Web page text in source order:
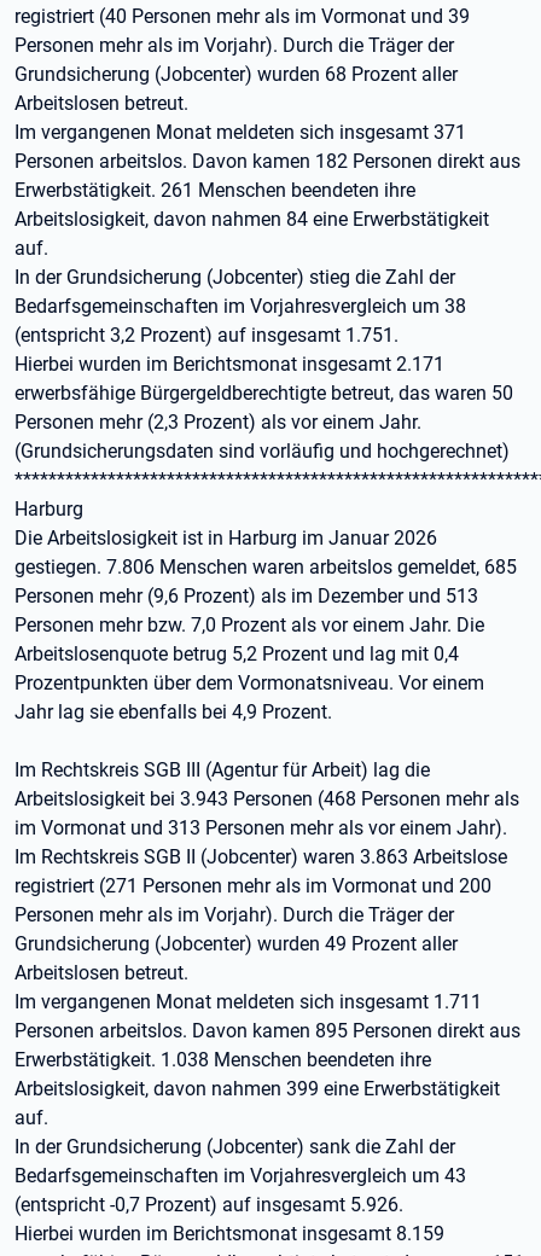
registriert (40 Personen mehr als im Vormonat und 39
Personen mehr als im Vorjahr). Durch die Träger der
Grundsicherung (Jobcenter) wurden 68 Prozent aller
Arbeitslosen betreut.
Im vergangenen Monat meldeten sich insgesamt 371
Personen arbeitslos. Davon kamen 182 Personen direkt aus
Erwerbstätigkeit. 261 Menschen beendeten ihre
Arbeitslosigkeit, davon nahmen 84 eine Erwerbstätigkeit
auf.
In der Grundsicherung (Jobcenter) stieg die Zahl der
Bedarfsgemeinschaften im Vorjahresvergleich um 38
(entspricht 3,2 Prozent) auf insgesamt 1.751.
Hierbei wurden im Berichtsmonat insgesamt 2.171
erwerbsfähige Bürgergeldberechtigte betreut, das waren 50
Personen mehr (2,3 Prozent) als vor einem Jahr.
(Grundsicherungsdaten sind vorläufig und hochgerechnet)
Harburg
Die Arbeitslosigkeit ist in Harburg im Januar 2026
gestiegen. 7.806 Menschen waren arbeitslos gemeldet, 685
Personen mehr (9,6 Prozent) als im Dezember und 513
Personen mehr bzw. 7,0 Prozent als vor einem Jahr. Die
Arbeitslosenquote betrug 5,2 Prozent und lag mit 0,4
Prozentpunkten über dem Vormonatsniveau. Vor einem
Jahr lag sie ebenfalls bei 4,9 Prozent.
Im Rechtskreis SGB III (Agentur für Arbeit) lag die
Arbeitslosigkeit bei 3.943 Personen (468 Personen mehr als
im Vormonat und 313 Personen mehr als vor einem Jahr).
Im Rechtskreis SGB II (Jobcenter) waren 3.863 Arbeitslose
registriert (271 Personen mehr als im Vormonat und 200
Personen mehr als im Vorjahr). Durch die Träger der
Grundsicherung (Jobcenter) wurden 49 Prozent aller
Arbeitslosen betreut.
Im vergangenen Monat meldeten sich insgesamt 1.711
Personen arbeitslos. Davon kamen 895 Personen direkt aus
Erwerbstätigkeit. 1.038 Menschen beendeten ihre
Arbeitslosigkeit, davon nahmen 399 eine Erwerbstätigkeit
auf.
In der Grundsicherung (Jobcenter) sank die Zahl der
Bedarfsgemeinschaften im Vorjahresvergleich um 43
(entspricht -0,7 Prozent) auf insgesamt 5.926.
Hierbei wurden im Berichtsmonat insgesamt 8.159